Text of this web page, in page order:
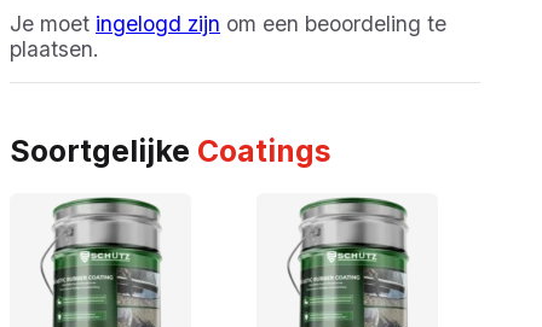
Je moet ingelogd zijn om een beoordeling te
plaatsen.
Soortgelijke Coatings